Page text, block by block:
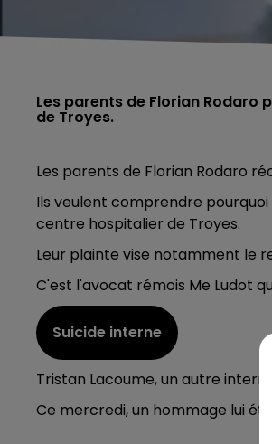
10h00 - 14h00
LE TICKET DE CAISSE
Les parents de Florian Rodaro
de Troyes.
Les parents de Florian Rodaro
Ils veulent comprendre pourquoi
centre hospitalier de Troyes.
Leur plainte vise notamment le
C'est l'avocat rémois Me Ludot
Suicide interne
Tristan Lacoume, un autre
Ce mercredi, un hommage lui